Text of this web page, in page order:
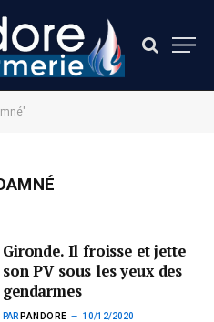
Gironde. Il froisse et jette
son PV sous les yeux des
gendarmes
PAR PANDORE 10/12/2020